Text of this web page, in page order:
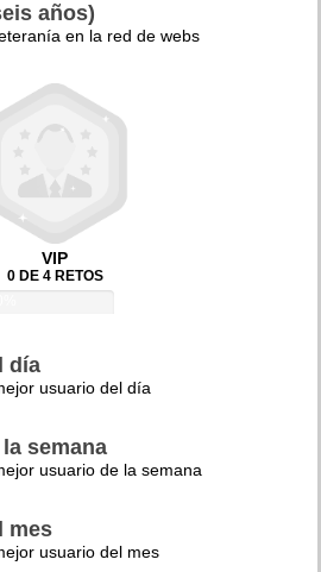
años)
en la red de webs
VIP
0 DE 4 RETOS
día
usuario del día
semana
usuario de la semana
mes
usuario del mes